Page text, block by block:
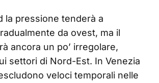
la pressione tenderà a
da ovest, ma il
ancora un po’ irregolare,
settori di Nord-Est. In Venezia
veloci temporali nelle